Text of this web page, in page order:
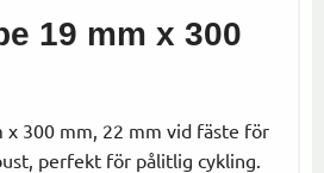
19 mm x 300
x 300 mm, 22 mm vid fäste för
perfekt för pålitlig cykling.